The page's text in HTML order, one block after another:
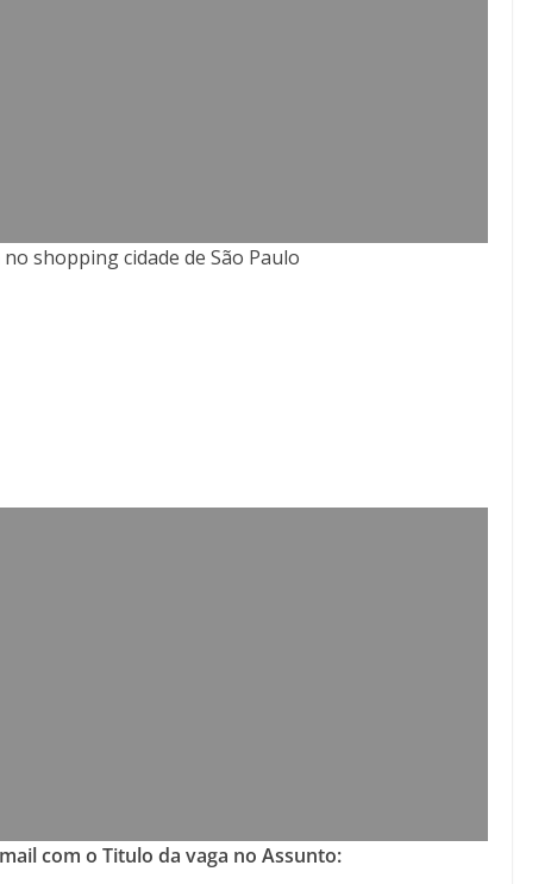
shopping cidade de São Paulo
com o Titulo da vaga no Assunto: